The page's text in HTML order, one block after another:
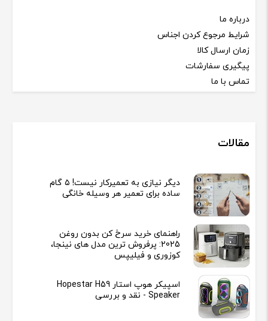
درباره ما
شرایط مرجوع کردن اجناس
زمان ارسال کالا
پیگیری سفارشات
تماس با ما
مقالات
دیگر نیازی به تعمیرکار نیست! ۵ گام
ساده برای تعمیر هر وسیله خانگی
راهنمای خرید سرخ کن بدون روغن
2025: پرفروش ترین مدل های نینجا،
کوزوری و فیلیپس
اسپیکر هوپ استار Hopestar H59
Speaker - نقد و بررسی